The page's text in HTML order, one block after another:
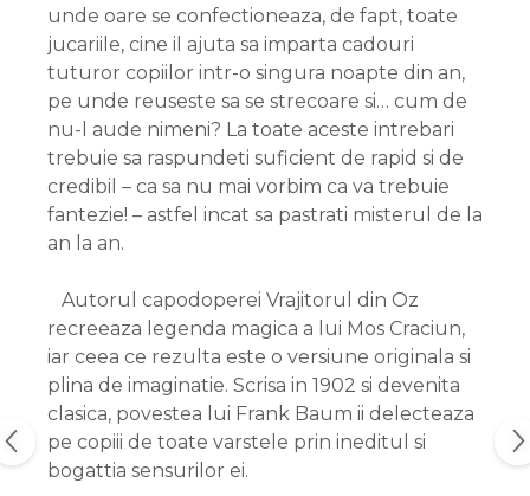
unde oare se confectioneaza, de fapt, toate
jucariile, cine il ajuta sa imparta cadouri
tuturor copiilor intr-o singura noapte din an,
pe unde reuseste sa se strecoare si… cum de
nu-l aude nimeni? La toate aceste intrebari
trebuie sa raspundeti suficient de rapid si de
credibil – ca sa nu mai vorbim ca va trebuie
fantezie! – astfel incat sa pastrati misterul de la
an la an.
Autorul capodoperei Vrajitorul din Oz
recreeaza legenda magica a lui Mos Craciun,
iar ceea ce rezulta este o versiune originala si
plina de imaginatie. Scrisa in 1902 si devenita
clasica, povestea lui Frank Baum ii delecteaza
pe copiii de toate varstele prin ineditul si
bogattia sensurilor ei.